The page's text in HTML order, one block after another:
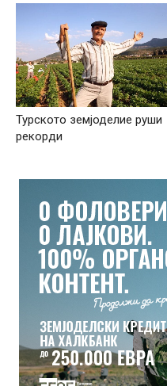
Турското земјоделие руши
рекорди